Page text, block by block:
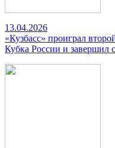
13.04.2026
«Кузбасс» проиграл
Кубка России и завершил